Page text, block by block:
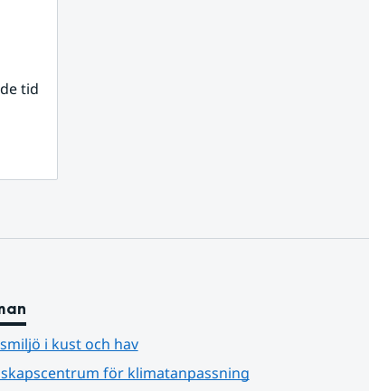
tid
i kust och hav
för klimatanpassning